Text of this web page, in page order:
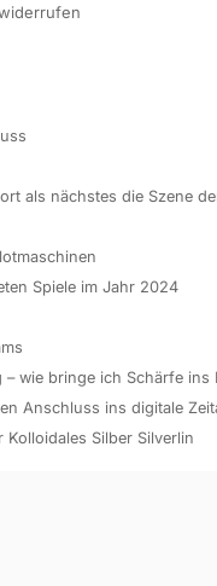
als nächstes die Szene
Spiele im Jahr 2024
wie bringe ich Schärfe ins
Anschluss ins digitale
Kolloidales Silber Silverlin